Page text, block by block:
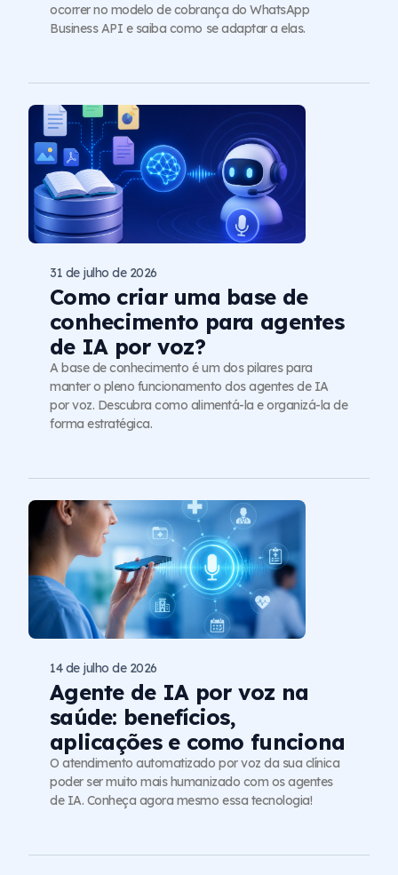
ocorrer no modelo de cobrança do WhatsApp
Business API e saiba como se adaptar a elas.
Como criar uma base de
conhecimento para agentes
de IA por voz?
31 de julho de 2026
A base de conhecimento é um dos pilares para
manter o pleno funcionamento dos agentes de IA
por voz. Descubra como alimentá-la e organizá-la de
forma estratégica.
Agente de IA por voz na
saúde: benefícios,
aplicações e como funciona
14 de julho de 2026
O atendimento automatizado por voz da sua clínica
poder ser muito mais humanizado com os agentes
de IA. Conheça agora mesmo essa tecnologia!